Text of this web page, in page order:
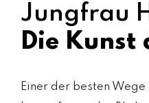
Jungfrau
Die Kunst
Einer der besten